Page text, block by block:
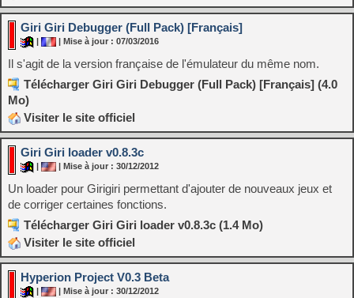
Giri Giri Debugger (Full Pack) [Français]
| Mise à jour : 07/03/2016
Il s'agit de la version française de l'émulateur du même nom.
Télécharger Giri Giri Debugger (Full Pack) [Français] (4.0
Mo)
Visiter le site officiel
Giri Giri loader v0.8.3c
| Mise à jour : 30/12/2012
Un loader pour Girigiri permettant d'ajouter de nouveaux jeux et
de corriger certaines fonctions.
Télécharger Giri Giri loader v0.8.3c (1.4 Mo)
Visiter le site officiel
Hyperion Project V0.3 Beta
| Mise à jour : 30/12/2012